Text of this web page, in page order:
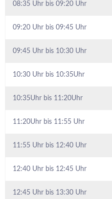
08:35 Uhr bis 09:20 Uhr
09:20 Uhr bis 09:45 Uhr
09:45 Uhr bis 10:30 Uhr
10:30 Uhr bis 10:35Uhr
10:35Uhr bis 11:20Uhr
11:20Uhr bis 11:55 Uhr
11:55 Uhr bis 12:40 Uhr
12:40 Uhr bis 12:45 Uhr
12:45 Uhr bis 13:30 Uhr